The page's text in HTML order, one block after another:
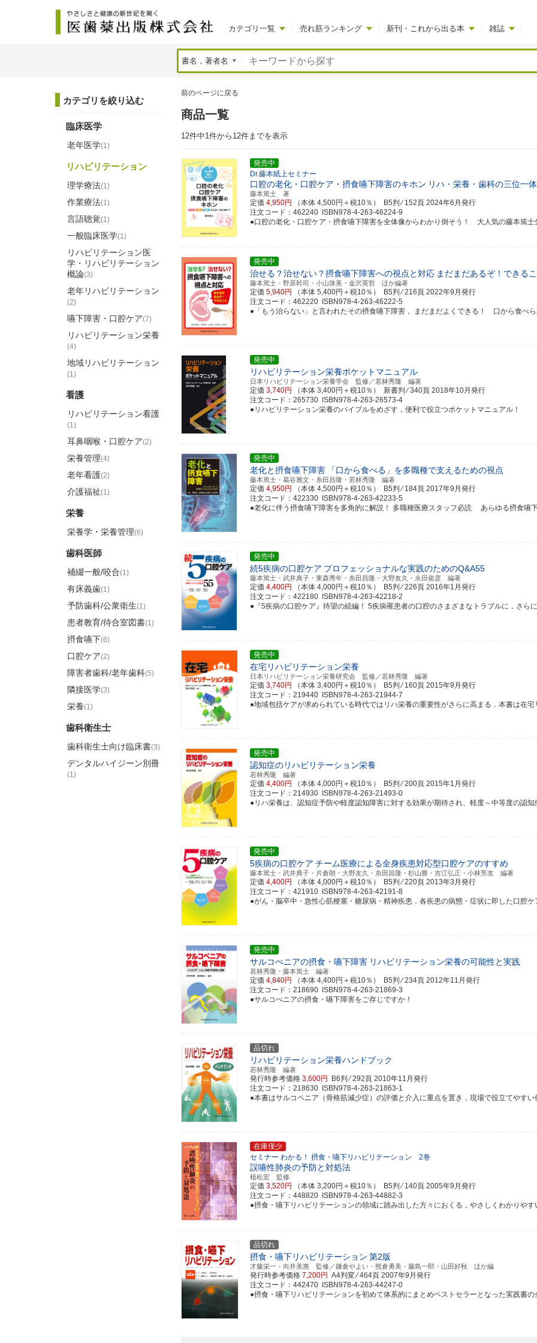
カテゴリ一覧 売れ筋ランキング 新刊・これから出る本 雑誌
前のページに戻る
商品一覧
12件中1件から12件までを表示
発売中
Dr.藤本紙上セミナー
口腔の老化・口腔ケア・摂食嚥下障害のキホン リハ・栄養・歯科の三位一
藤本篤士 著
定価 4,950円 （本体 4,500円＋税10％） B5判 ⁄ 152頁 2024年6月発行
注文コード：462240 ISBN978-4-263-46224-9
●口腔の老化・口腔ケア・摂食嚥下障害を全体像からわかり倒そう！ 大人気の藤本篤士
発売中
治せる？治せない？摂食嚥下障害への視点と対応 まだまだあるぞ！できるこ
藤本篤士・野原幹司・小山珠美・金沢英哲 ほか編著
定価 5,940円 （本体 5,400円＋税10％） B5判 ⁄ 216頁 2022年9月発行
注文コード：462220 ISBN978-4-263-46222-5
●「もう治らない」と言われたその摂食嚥下障害， まだまだよくできる！ 口から食べら
発売中
リハビリテーション栄養ポケットマニュアル
日本リハビリテーション栄養学会 監修／若林秀隆 編著
定価 3,740円 （本体 3,400円＋税10％） 新書判 ⁄ 340頁 2018年10月発行
注文コード：265730 ISBN978-4-263-26573-4
●リハビリテーション栄養のバイブルをめざす，便利で役立つポケットマニュアル！
発売中
老化と摂食嚥下障害 「口から食べる」を多職種で支えるための視点
藤本篤士・葛谷雅文・糸田昌隆・若林秀隆 編著
定価 4,950円 （本体 4,500円＋税10％） B5判 ⁄ 184頁 2017年9月発行
注文コード：422330 ISBN978-4-263-42233-5
●老化に伴う摂食嚥下障害を多角的に解説！ 多職種医療スタッフ必読 あらゆる摂食嚥
発売中
続5疾病の口腔ケア プロフェッショナルな実践のためのQ&A55
藤本篤士・武井典子・東森秀年・糸田昌隆・大野友久・永田俊彦 編著
定価 4,400円 （本体 4,000円＋税10％） B5判 ⁄ 226頁 2016年1月発行
注文コード：422180 ISBN978-4-263-42218-2
●『5疾病の口腔ケア』待望の続編！ 5疾病罹患者の口腔のさまざまなトラブルに，さら
発売中
在宅リハビリテーション栄養
日本リハビリテーション栄養研究会 監修／若林秀隆 編著
定価 3,740円 （本体 3,400円＋税10％） B5判 ⁄ 160頁 2015年9月発行
注文コード：219440 ISBN978-4-263-21944-7
●地域包括ケアが求められている時代ではリハ栄養の重要性がさらに高まる．本書は在
発売中
認知症のリハビリテーション栄養
若林秀隆 編著
定価 4,400円 （本体 4,000円＋税10％） B5判 ⁄ 200頁 2015年1月発行
注文コード：214930 ISBN978-4-263-21493-0
●リハ栄養は、認知症予防や軽度認知障害に対する効果が期待され、軽度～中等度の認
発売中
5疾病の口腔ケア チーム医療による全身疾患対応型口腔ケアのすすめ
藤本篤士・武井典子・片倉朗・大野友久・糸田昌隆・杉山勝・吉江弘正・小林芳友 編著
定価 4,400円 （本体 4,000円＋税10％） B5判 ⁄ 220頁 2013年3月発行
注文コード：421910 ISBN978-4-263-42191-8
●がん・脳卒中・急性心筋梗塞・糖尿病・精神疾患．各疾患の病態・症状に即した口腔ケ
発売中
サルコぺニアの摂食・嚥下障害 リハビリテーション栄養の可能性と実践
若林秀隆・藤本篤士 編著
定価 4,840円 （本体 4,400円＋税10％） B5判 ⁄ 234頁 2012年11月発行
注文コード：218690 ISBN978-4-263-21869-3
●サルコぺニアの摂食・嚥下障害をご存じですか！
品切れ
リハビリテーション栄養ハンドブック
若林秀隆 編著
発行時参考価格 3,600円 B6判 ⁄ 292頁 2010年11月発行
注文コード：218630 ISBN978-4-263-21863-1
●本書はサルコペニア（骨格筋減少症）の評価と介入に重点を置き，現場で役立てやす
在庫僅少
セミナー わかる！ 摂食・嚥下リハビリテーション 2巻
誤嚥性肺炎の予防と対処法
植松宏 監修
定価 3,520円 （本体 3,200円＋税10％） B5判 ⁄ 140頁 2005年9月発行
注文コード：448820 ISBN978-4-263-44882-3
●摂食・嚥下リハビリテーションの領域に踏み出した方々におくる，やさしくわかりやす
品切れ
摂食・嚥下リハビリテーション 第2版
才藤栄一・向井美惠 監修／鎌倉やよい・熊倉勇美・藤島一郎・山田好秋 ほか編
発行時参考価格 7,200円 A4判変 ⁄ 464頁 2007年9月発行
注文コード：442470 ISBN978-4-263-44247-0
●摂食・嚥下リハビリテーションを初めて体系的にまとめベストセラーとなった実践書の
カテゴリを絞り込む
臨床医学
老年医学(1)
リハビリテーション
理学療法(1)
作業療法(1)
言語聴覚(1)
一般臨床医学(1)
リハビリテーション医
学・リハビリテーション
概論(3)
老年リハビリテーション
(2)
嚥下障害・口腔ケア(7)
リハビリテーション栄養
(4)
地域リハビリテーション
(1)
看護
リハビリテーション看護
(1)
耳鼻咽喉・口腔ケア(2)
栄養管理(4)
老年看護(2)
介護福祉(1)
栄養
栄養学・栄養管理(6)
歯科医師
補綴一般/咬合(1)
有床義歯(1)
予防歯科/公衆衛生(1)
患者教育/待合室図書(1)
摂食嚥下(6)
口腔ケア(2)
障害者歯科/老年歯科(5)
隣接医学(3)
栄養(1)
歯科衛生士
歯科衛生士向け臨床書(3)
デンタルハイジーン別冊
(1)